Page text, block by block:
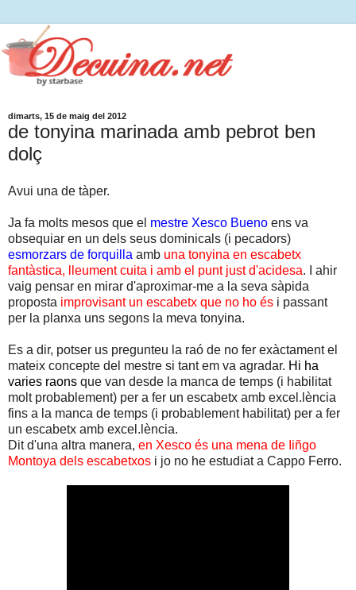
dimarts, 15 de maig del 2012
de tonyina marinada amb pebrot ben
dolç
Avui una de tàper.
Ja fa molts mesos que el mestre Xesco Bueno ens va
obsequiar en un dels seus dominicals (i pecadors)
esmorzars de forquilla amb una tonyina en escabetx
fantàstica, lleument cuita i amb el punt just d'acidesa. I ahir
vaig pensar en mirar d'aproximar-me a la seva sàpida
proposta improvisant un escabetx que no ho és i passant
per la planxa uns segons la meva tonyina.
Es a dir, potser us pregunteu la raó de no fer exàctament el
mateix concepte del mestre si tant em va agradar. Hi ha
varies raons que van desde la manca de temps (i habilitat
molt probablement) per a fer un escabetx amb excel.lència
fins a la manca de temps (i probablement habilitat) per a fer
un escabetx amb excel.lència.
Dit d'una altra manera, en Xesco és una mena de Iiñgo
Montoya dels escabetxos i jo no he estudiat a Cappo Ferro.